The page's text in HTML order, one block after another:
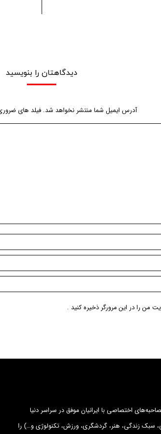
دیدگاهتان را بنویسید
آدرس ایمیل شما منتشر نخواهد شد. فیلد های
من را در این مرورگر ذخیره کنید .
اختصاصی با ایرانیان موفق در سراسر دنیا
سبک زندگی، هنر، گردشگری، ورزش، تکنولوژی و…) را